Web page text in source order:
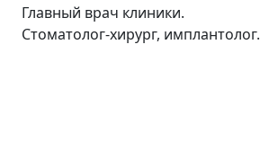
Главный врач клиники.
Стоматолог-хирург, имплантолог.